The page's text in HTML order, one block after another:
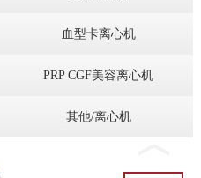
血型卡离心机
PRP CGF美容离心机
其他/离心机